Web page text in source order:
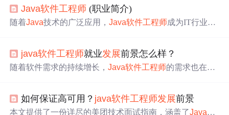
多机遇。
Java软件工程师 (职业简介)
随着Java技术的广泛应用，Java软件工程师成为IT行业中
务、必备技能以及未来可能的发展路径。
java软件工程师就业发展前景怎么样？
随着软件需求的持续增长，Java软件工程师的需求也在逐
战型Java培训有助于快速提升技能。
如何保证高可用？ java软件工程师发展前景
本文提供了一份详尽的美团技术面试指南，涵盖了Java锁